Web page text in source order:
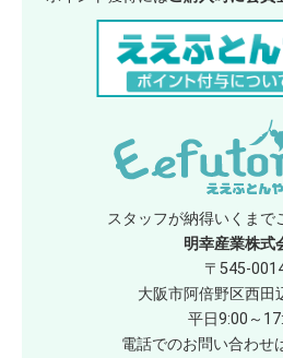
スタッフが納得いくまで
明幸産業株式
〒545-
大阪市阿倍野区西田
平日9:00～
電話でのお問い合わせ